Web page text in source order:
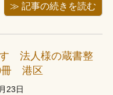
日お伺いしますとアニメ
ラック１台分という大量
りました。 今回は弟様の
うことで、お伺いしまし
≫ 記事の続きを読む
法人様の蔵書整
冊 港区
23日